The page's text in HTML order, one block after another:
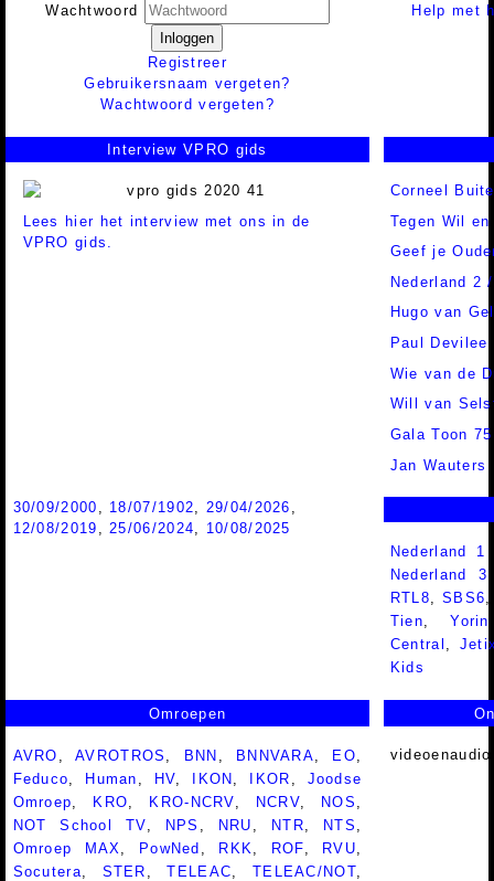
Wachtwoord
Inloggen
Registreer
Gebruikersnaam vergeten?
Wachtwoord vergeten?
Help met
Interview VPRO gids
Lees hier het interview met ons in de
VPRO gids.
Corneel
Tegen Wil en
Geef je
Nederland 2
Hugo van
Paul Devilee
Wie van de
Will van
Gala Toon 75
Jan Wauters
30/09/2000 18/07/1902 29/04/2026
12/08/2019
25/06/2024
10/08/2025
Nederland
Nederland
RTL8,SBS6
Tien,Yorin
Central ,
Kids
Omroepen
AVRO ,AVROTROS BNN BNNVARA EO
Feduco
Human HV IKON IKOR
Joodse
Omroep
KRO KRO-NCRV NCRV NOS
NOT School TV
NPS NRU NTR NTS
Omroep MAX
PowNed RKK ROF RVU
Socutera
STER ,TELEAC TELEAC/NOT